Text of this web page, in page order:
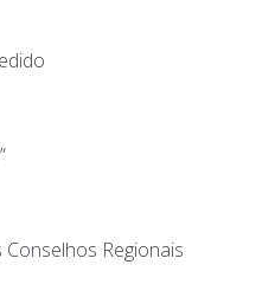
Regionais